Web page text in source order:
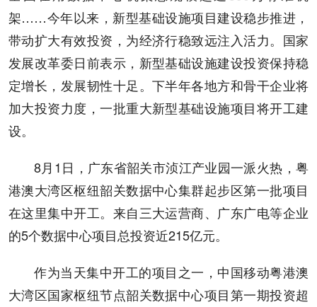
架……今年以来，新型基础设施项目建设稳步推进，
带动扩大有效投资，为经济行稳致远注入活力。国家
发展改革委日前表示，新型基础设施建设投资保持稳
定增长，发展韧性十足。下半年各地方和骨干企业将
加大投资力度，一批重大新型基础设施项目将开工建
设。
8月1日，广东省韶关市浈江产业园一派火热，粤
港澳大湾区枢纽韶关数据中心集群起步区第一批项目
在这里集中开工。来自三大运营商、广东广电等企业
的5个数据中心项目总投资近215亿元。
作为当天集中开工的项目之一，中国移动粤港澳
大湾区国家枢纽节点韶关数据中心项目第一期投资超